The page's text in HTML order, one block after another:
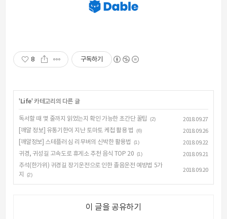
8 구독하기
' Life' 카테고리의 다른 글
독서할 때 몇 줄까지 읽었는지 확인 가능한 초간단 꿀팁 (2)
2018.09.27
[깨알 정보] 유통기한이 지난 토마토 케첩 활용 법
(6)
2018.09.26
[깨알정보] 스테플러 심 리무버의 신박한 활용법
(1)
2018.09.22
귀경, 귀성길 고속도로 휴게소 추천 음식 TOP 20 (1)
2018.09.21
추석(한가위) 귀경길 장기운전으로 인한 졸음운전 예방법 5가
지
(2)
2018.09.20
이 글을 공유하기